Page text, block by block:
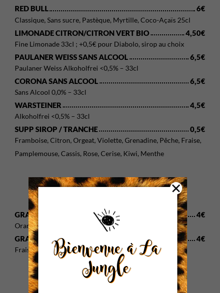
RED BULL 6€
Classique, Sans sucre, Pastèque, Myrtille, Coco-Açaïs 25cl
LIMONADE CITRON/CITRON VERT BIO 4,50€
Fine Limonade 33cl ; +0,5€ pour Diabolo, sirop au choix
PAULANER WEISS SANS ALCOOL 6,5€
Paulaner Weiss Alkoholfrei <0,5% – 33cl
CORONA SANS ALCOOL 6,5€
Sans Alcool 0,0% – 33cl
WARSTEINER 4,5€
Alkoholfrei <0,5% – 33cl
SUPP SIROP / TRANCHE 0,5€
Framboise, Citron, Orgeat, Violette, Grenadine, Pêche, Fraise,
Pamplemouse, Cassis, Rose, Cerise, Kiwi, Menthe
GRANINI 25CL 4€
Orange, Pomme, Fraise, Abricot, Ananas, Tomate
GRANINI 33CL 4€
Fraise, Mangue, Pamplemousse, Cranberries
Prix nets en euros • Chèques non acceptés
Bienvenue à La
Jungle